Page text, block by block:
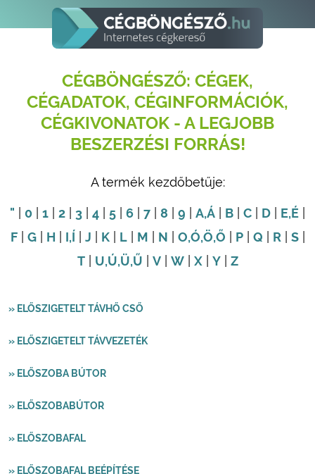
CÉGBÖNGÉSZŐ: CÉGEK,
CÉGADATOK, CÉGINFORMÁCIÓK,
CÉGKIVONATOK - A LEGJOBB
BESZERZÉSI FORRÁS!
A termék kezdőbetűje:
" 0 1 2 3 4 5 6 7 8 9 A,Á B C D E,É
F| G| H I,Í J K| L| M N O,Ó,Ö,Ő P| Q R S|
T| U,Ú,Ü,Ű V| W| X| Y| Z
» ELŐSZIGETELT TÁVHŐ CSŐ
» ELŐSZIGETELT TÁVVEZETÉK
» ELŐSZOBA BÚTOR
» ELŐSZOBABÚTOR
» ELŐSZOBAFAL
» ELŐSZOBAFAL BEÉPÍTÉSE